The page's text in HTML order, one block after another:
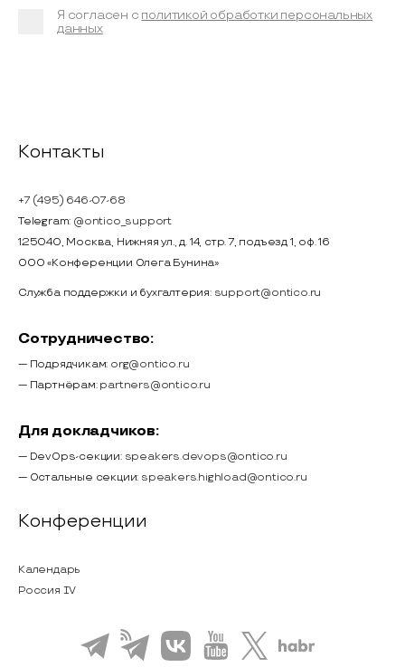
Я согласен с политикой обработки персональных
данных
Контакты
+7 (495) 646-07-68
Telegram: @ontico_support
125040, Москва, Нижняя ул., д. 14, стр. 7, подъезд 1, оф. 16
ООО «Конференции Олега Бунина»
Служба поддержки и бухгалтерия: support@ontico.ru
Сотрудничество:
— Подрядчикам: org@ontico.ru
— Партнёрам: partners@ontico.ru
Для докладчиков:
— DevOps-секции: speakers.devops@ontico.ru
— Остальные секции: speakers.highload@ontico.ru
Конференции
Календарь
Россия IV